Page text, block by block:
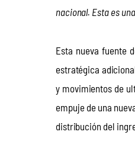
nacional. Esta es
Esta nueva fuente
estratégica
y movimientos de
empuje de una
distribución del